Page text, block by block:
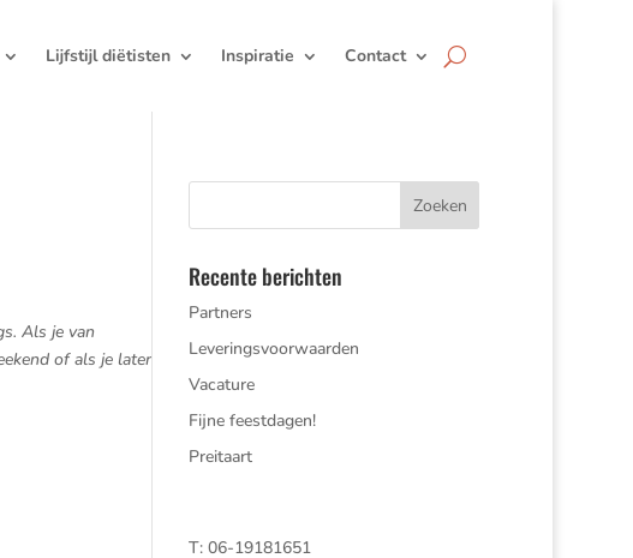
Lijfstijl diëtisten Inspiratie Contact
Als je van
of als je later
Recente berichten
Partners
Leveringsvoorwaarden
Vacature
Fijne feestdagen!
Preitaart
T: 06-19181651